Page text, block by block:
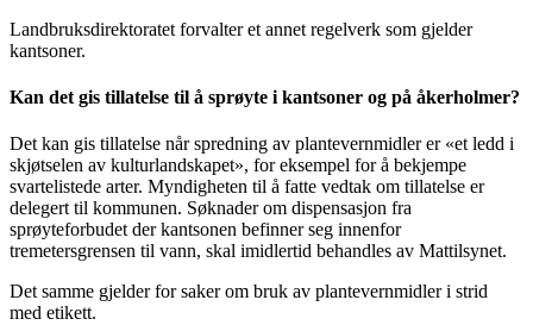
Landbruksdirektoratet forvalter et annet regelverk som gjelder
kantsoner.
Kan det gis tillatelse til å sprøyte i kantsoner og på åkerholmer?
Det kan gis tillatelse når spredning av plantevernmidler er «et ledd i
skjøtselen av kulturlandskapet», for eksempel for å bekjempe
svartelistede arter. Myndigheten til å fatte vedtak om tillatelse er
delegert til kommunen. Søknader om dispensasjon fra
sprøyteforbudet der kantsonen befinner seg innenfor
tremetersgrensen til vann, skal imidlertid behandles av Mattilsynet.
Det samme gjelder for saker om bruk av plantevernmidler i strid
med etikett.